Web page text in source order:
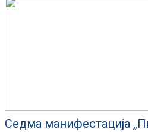
Седма манифестација